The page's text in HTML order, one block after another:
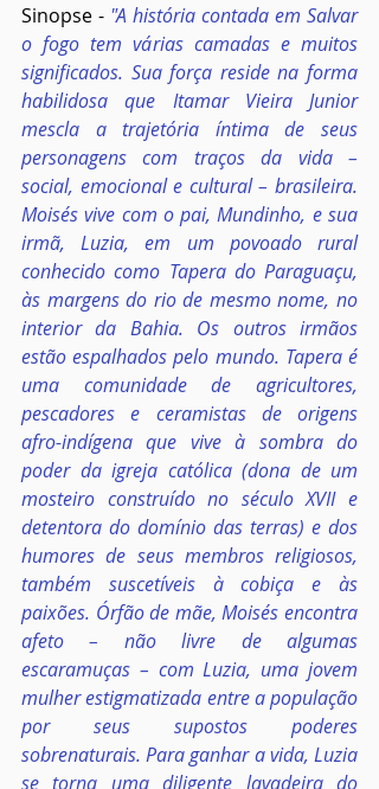
Sinopse - "A história contada em Salvar
o fogo tem várias camadas e muitos
significados. Sua força reside na forma
habilidosa que Itamar Vieira Junior
mescla a trajetória íntima de seus
personagens com traços da vida –
social, emocional e cultural – brasileira.
Moisés vive com o pai, Mundinho, e sua
irmã, Luzia, em um povoado rural
conhecido como Tapera do Paraguaçu,
às margens do rio de mesmo nome, no
interior da Bahia. Os outros irmãos
estão espalhados pelo mundo. Tapera é
uma comunidade de agricultores,
pescadores e ceramistas de origens
afro-indígena que vive à sombra do
poder da igreja católica (dona de um
mosteiro construído no século XVII e
detentora do domínio das terras) e dos
humores de seus membros religiosos,
também suscetíveis à cobiça e às
paixões. Órfão de mãe, Moisés encontra
afeto – não livre de algumas
escaramuças – com Luzia, uma jovem
mulher estigmatizada entre a população
por seus supostos poderes
sobrenaturais. Para ganhar a vida, Luzia
se torna uma diligente lavadeira do